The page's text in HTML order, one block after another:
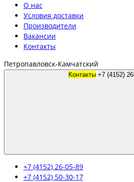
О нас
Условия доставки
Производители
Вакансии
Контакты
Петропавловск-Камчатский
Контакты
+7 (4152) 26-05-89
+7 (4152) 50-30-17